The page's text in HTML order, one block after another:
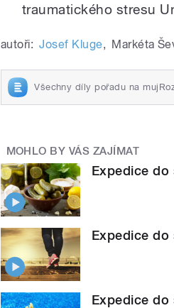
traumatického stresu
autoři: Josef Kluge, Markéta
Všechny díly pořadu na
MOHLO BY VÁS ZAJÍMAT
Expedice do
Expedice do
Expedice do